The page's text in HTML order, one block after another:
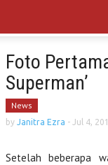
Foto
Superman’
News
by Janitra Ezra - Jul 4,
Setelah beberapa